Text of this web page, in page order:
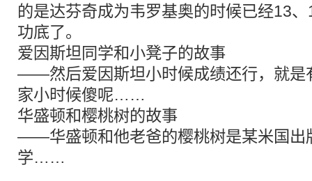
的是达芬奇成为韦罗基奥的时候已经13
功底了。
爱因斯坦同学和小凳子的故事
——然后爱因斯坦小时候成绩还行，就是
家小时候傻呢……
华盛顿和樱桃树的故事
——华盛顿和他老爸的樱桃树是某米国出
学……